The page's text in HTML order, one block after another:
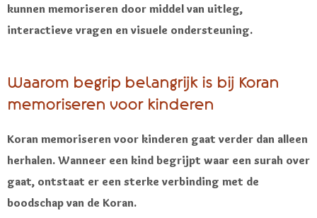
kunnen memoriseren door middel van uitleg,
interactieve vragen en visuele ondersteuning.
Waarom begrip belangrijk is bij Koran
memoriseren voor kinderen
Koran memoriseren voor kinderen gaat verder dan alleen
herhalen. Wanneer een kind begrijpt waar een surah over
gaat, ontstaat er een sterke verbinding met de
boodschap van de Koran.